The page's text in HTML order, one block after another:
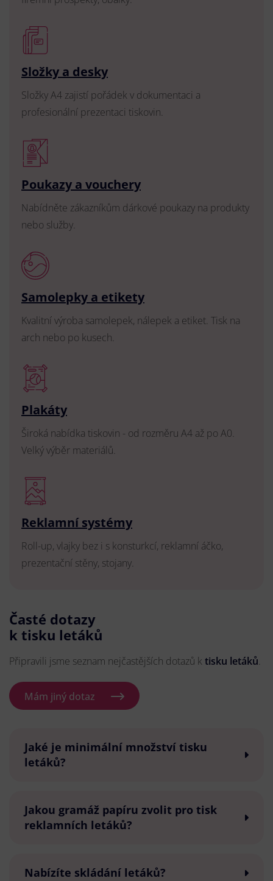
Složky a desky
Složky A4 zajistí pořádek v dokumentaci a
profesionální prezentaci tiskovin.
Poukazy a vouchery
Nabídněte zákazníkům dárkové poukazy na produkty
nebo služby.
Samolepky a etikety
Kvalitní výroba samolepek, nálepek a etiket. Tisk na
arch nebo po kusech.
Plakáty
Široká nabídka tiskovin - od rozměru A4 až po A0.
Velký výběr materiálů.
Reklamní systémy
Roll-up, vlajky bez i s konsturkcí, reklamní áčko,
prezentační stěny, stojany.
Časté dotazy
k tisku letáků
Připravili jsme seznam nejčastějších dotazů k tisku letáků.
Mám jiný dotaz
Jaké je minimální množství tisku
letáků?
Jakou gramáž papíru zvolit pro tisk
reklamních letáků?
Nabízíte skládání letáků?